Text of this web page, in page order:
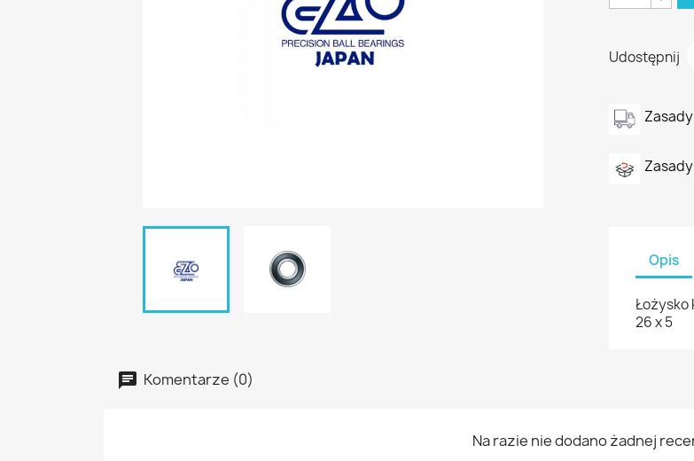
Udostępnij
Opis
Łożysko
26 x 5
Komentarze (0)
Na razie nie dodano żadnej